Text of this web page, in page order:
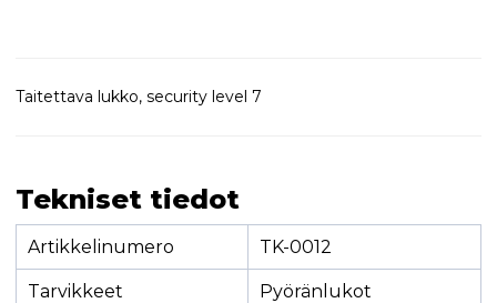
Taitettava lukko, security level 7
Tekniset tiedot
Artikkelinumero TK-0012
Tarvikkeet Pyöränlukot